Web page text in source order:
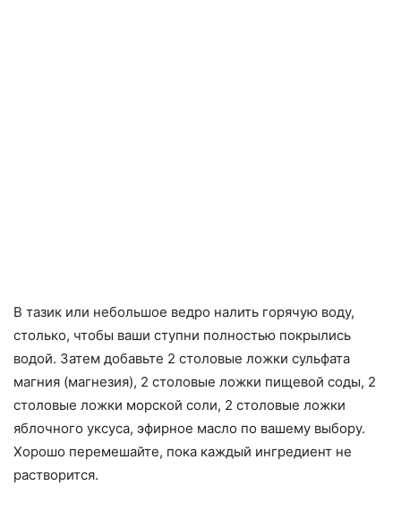
В тазик или небольшое ведро налить горячую воду,
столько, чтобы ваши ступни полностью покрылись
водой. Затем добавьте 2 столовые ложки сульфата
магния (магнезия), 2 столовые ложки пищевой соды, 2
столовые ложки морской соли, 2 столовые ложки
яблочного уксуса, эфирное масло по вашему выбору.
Хорошо перемешайте, пока каждый ингредиент не
растворится.